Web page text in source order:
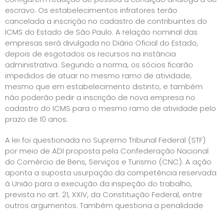
escravo. Os estabelecimentos infratores terão
cancelada a inscrição no cadastro de contribuintes do
ICMS do Estado de São Paulo. A relação nominal das
empresas será divulgada no Diário Oficial do Estado,
depois de esgotados os recursos na instância
administrativa. Segundo a norma, os sócios ficarão
impedidos de atuar no mesmo ramo de atividade,
mesmo que em estabelecimento distinto, e também
não poderão pedir a inscrição de nova empresa no
cadastro do ICMS para o mesmo ramo de atividade pelo
prazo de 10 anos.
A lei foi questionada no Supremo Tribunal Federal (STF)
por meio de ADI proposta pela Confederação Nacional
do Comércio de Bens, Serviços e Turismo (CNC). A ação
aponta a suposta usurpação da competência reservada
à União para a execução da inspeção do trabalho,
prevista no art. 21, XXIV, da Constituição Federal, entre
outros argumentos. Também questiona a penalidade